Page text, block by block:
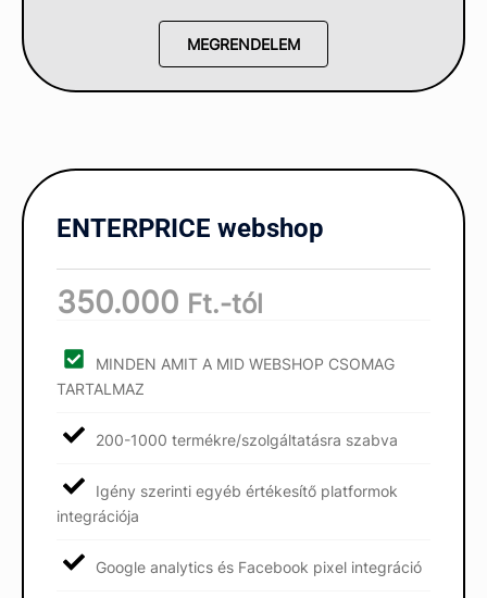
MEGRENDELEM
ENTERPRICE webshop
350.000 Ft.-tól
MINDEN AMIT A MID WEBSHOP CSOMAG
TARTALMAZ
200-1000 termékre/szolgáltatásra szabva
Igény szerinti egyéb értékesítő platformok
integrációja
Google analytics és Facebook pixel integráció